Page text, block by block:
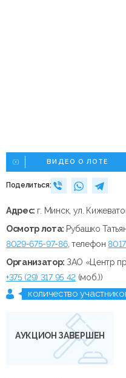
ВИДЕО О ЛОТЕ
Поделиться:
Адрес: г. Минск, ул.
Осмотр лота: Рубашко
8029-675-97-86, телефон
Организатор: ЗАО «Центр
+375 (29) 317 95 42(моб.))
количество
АУКЦИОН ЗАВЕРШЕН